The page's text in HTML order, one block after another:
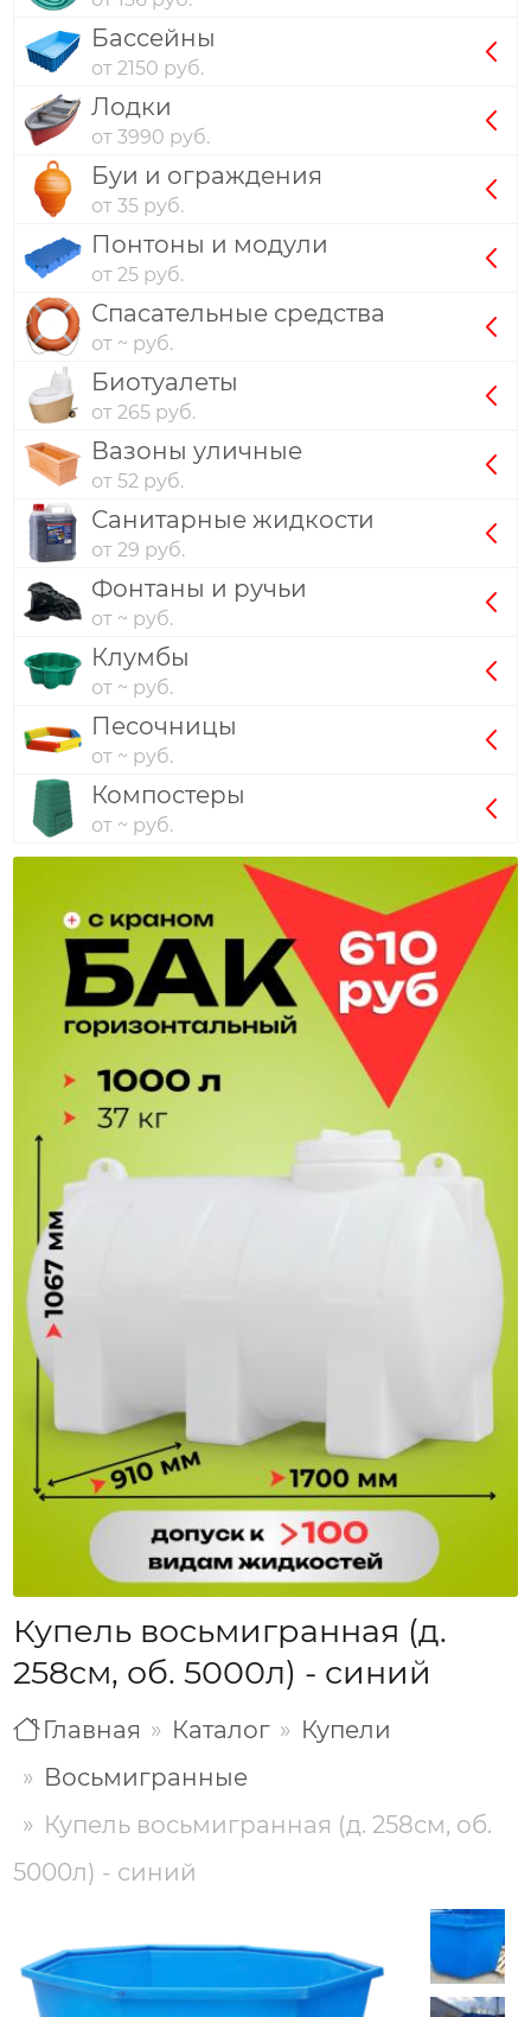
Бассейны
от 2150 руб.
Лодки
от 3990 руб.
Буи и ограждения
от 35 руб.
Понтоны и модули
от 25 руб.
Спасательные средства
от ~ руб.
Биотуалеты
от 265 руб.
Вазоны уличные
от 52 руб.
Санитарные жидкости
от 29 руб.
Фонтаны и ручьи
от ~ руб.
Клумбы
от ~ руб.
Песочницы
от ~ руб.
Компостеры
от ~ руб.
Купель восьмигранная (д.
258см, об. 5000л) - синий
Главная Каталог
Купели
Восьмигранные
Купель восьмигранная (д. 258см, об.
5000л) - синий